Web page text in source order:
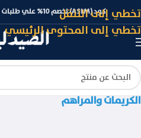
تخطي إلى التنقل
تخطي إلى المحتوى الرئيسي
كود (ASLM) لخصم 10% علي طلبات الجملة الأعلي من 7000 جنيه
الكريمات والمراهم